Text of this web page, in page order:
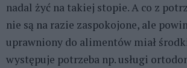
nadal żyć na takiej stopie. A co z
nie są na razie zaspokojone, ale
uprawniony do alimentów miał
występuje potrzeba np. usługi